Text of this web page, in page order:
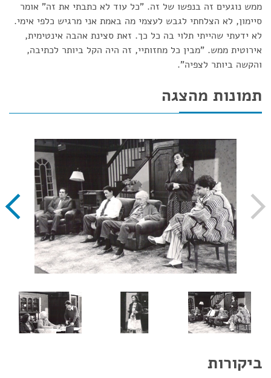
ממש נוגעים זה בנפשו של זה. "כל עוד לא כתבתי את זה" אומר
סיימון, לא הצלחתי לגבש לעצמי מה באמת אני מרגיש כלפי אימי.
לא ידעתי שהייתי תלוי בה כל כך. זאת סצינת אהבה אינטימית,
אירוטית ממש. "מבין כל מחזותיי, זה היה הקל ביותר לכתיבה,
והקשה ביותר לצפיה".
תמונות מהצגה
ביקורות